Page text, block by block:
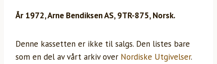
År 1972, Arne Bendiksen AS, 9TR-875, Norsk.
Denne kassetten er ikke til salgs. Den listes bare
som en del av vårt arkiv over Nordiske Utgivelser.